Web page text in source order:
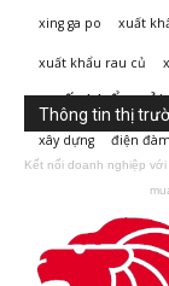
xing ga po xuất
xuất khẩu rau củ
xuất khẩu
xây dựng điện đàm
Thông tin thị
Kết nối doanh nghiệp